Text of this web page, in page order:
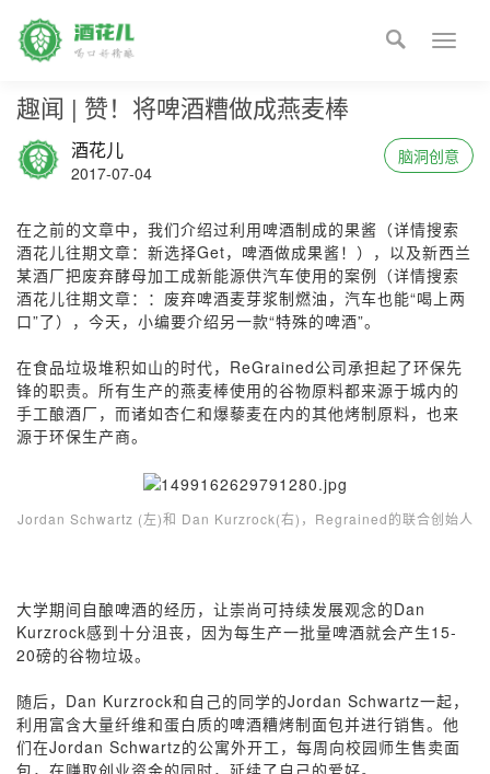
Toggle

趣闻 | 赞！将啤酒糟做成燕麦棒
酒花儿
2017-07-04
脑洞创意
在之前的文章中，我们介绍过利用啤酒制成的果酱（详情搜索
酒花儿往期文章：新选择Get，啤酒做成果酱！），以及新西兰
某酒厂把废弃酵母加工成新能源供汽车使用的案例（详情搜索
酒花儿往期文章：：废弃啤酒麦芽浆制燃油，汽车也能“喝上两
口”了），今天，小编要介绍另一款“特殊的啤酒”。
在食品垃圾堆积如山的时代，ReGrained公司承担起了环保先
锋的职责。所有生产的燕麦棒使用的谷物原料都来源于城内的
手工酿酒厂，而诸如杏仁和爆藜麦在内的其他烤制原料，也来
源于环保生产商。
Jordan Schwartz (左)和 Dan Kurzrock(右)，Regrained的联合创始人
大学期间自酿啤酒的经历，让崇尚可持续发展观念的Dan
Kurzrock感到十分沮丧，因为每生产一批量啤酒就会产生15-
20磅的谷物垃圾。
随后，Dan Kurzrock和自己的同学的Jordan Schwartz一起，
利用富含大量纤维和蛋白质的啤酒糟烤制面包并进行销售。他
们在Jordan Schwartz的公寓外开工，每周向校园师生售卖面
包，在赚取创业资金的同时，延续了自己的爱好。